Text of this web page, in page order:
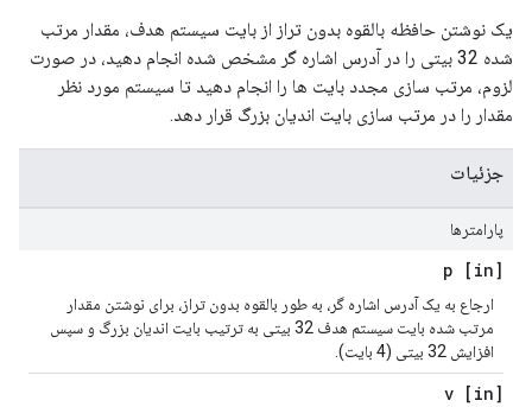
یک نوشتن حافظه بالقوه بدون تراز از بایت سیستم هدف، مقدار مرتب
شده 32 بیتی را در آدرس اشاره گر مشخص شده انجام دهید، در صورت
لزوم، مرتب سازی مجدد بایت ها را انجام دهید تا سیستم مورد نظر
مقدار را در مرتب سازی بایت اندیان بزرگ قرار دهد.
جزئیات
پارامترها
[in] p
ارجاع به یک آدرس اشاره گر، به طور بالقوه بدون تراز، برای نوشتن مقدار
مرتب شده بایت سیستم هدف 32 بیتی به ترتیب بایت اندیان بزرگ و سپس
افزایش 32 بیتی (4 بایت).
[in] v